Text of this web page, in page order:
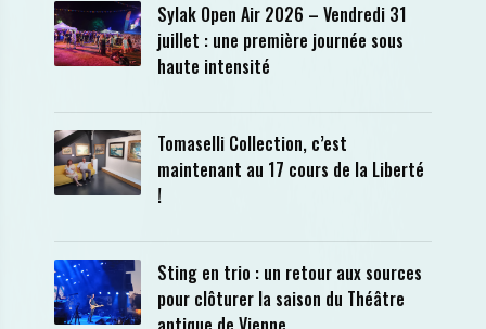
Sylak Open Air 2026 – Vendredi 31
juillet : une première journée sous
haute intensité
Tomaselli Collection, c’est
maintenant au 17 cours de la Liberté
!
Sting en trio : un retour aux sources
pour clôturer la saison du Théâtre